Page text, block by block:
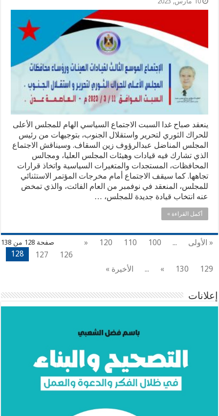
ينعقد صباح غدا السبت الاجتماع السياسي الهام للمجلس الأعلى
للحراك الثوري لتحرير واستقلال الجنوب، بتوجيهات من رئيس
المجلس المناضل عبدالرؤوف زين السقاف. وسيناقش الاجتماع
الذي تشارك فيه قيادات وهيئات المجلس العليا، ومجالس
المحافظات، المستجدات والمتغيرات السياسية واتخاذ قرارات
تجاهها. كما سيقف الاجتماع أمام مخرجات المؤتمر الاستثنائي
للمجلس، المنعقد في نوفمبر من العام الفائت، والذي تمخض
عنه انتخاب قيادة جديدة للمجلس، …
أكمل القراءة »
صفحة 128 من 138 « الأولى ...
100
110
120
«
126
127
128
129
130
»
... الأخيرة »
إعلانات